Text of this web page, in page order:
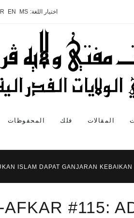
اختيار اللغة: MS
EN
المقالات فلك المحفوظات
ISLAM DAPAT GANJARAN KEBAIKAN
AFKAR #115: